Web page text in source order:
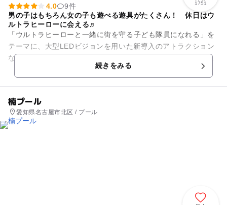
1751
4.0
9件
男の子はもちろん女の子も遊べる遊具がたくさん！ 休日はウ
ルトラヒーローに会える♬
「ウルトラヒーローと一緒に街を守る子ども隊員になれる」を
テーマに、大型LEDビジョンを用いた新導入のアトラクション
など、ウルトラマンと一緒に架空の基地で街を守る訓練あそび
を楽しむことができます。...続きをみる
楠プール
愛知県名古屋市北区 / プール